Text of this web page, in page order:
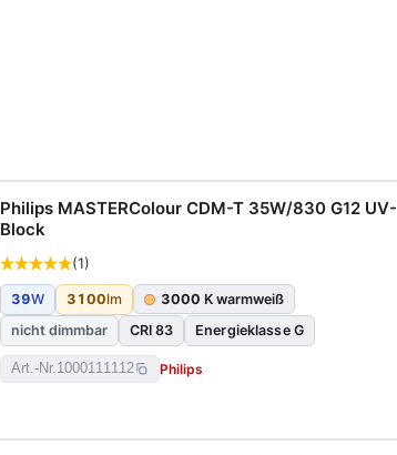
Philips MASTERColour CDM-T 35W/830 G12 UV-
Block
(1)
39W 3100lm 3000 K warmweiß
nicht dimmbar
CRI 83 Energieklasse G
Art.-Nr.1000111112 Philips